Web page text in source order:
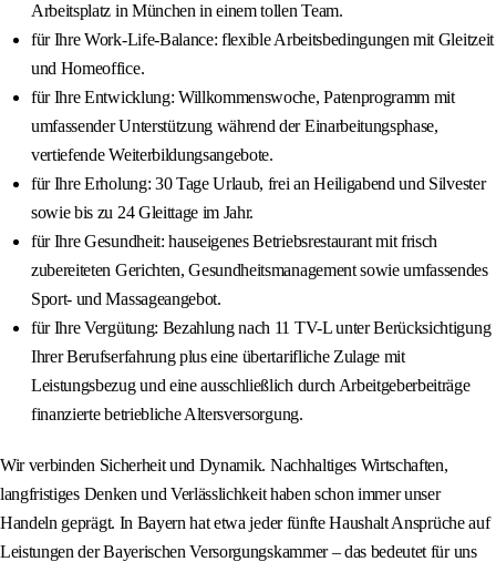
Arbeitsplatz in München in einem tollen Team.
für Ihre Work-Life-Balance: flexible Arbeitsbedingungen mit Gleitzeit
und Homeoffice.
für Ihre Entwicklung: Willkommenswoche, Patenprogramm mit
umfassender Unterstützung während der Einarbeitungsphase,
vertiefende Weiterbildungsangebote.
für Ihre Erholung: 30 Tage Urlaub, frei an Heiligabend und Silvester
sowie bis zu 24 Gleittage im Jahr.
für Ihre Gesundheit: hauseigenes Betriebsrestaurant mit frisch
zubereiteten Gerichten, Gesundheitsmanagement sowie umfassendes
Sport- und Massageangebot.
für Ihre Vergütung: Bezahlung nach 11 TV-L unter Berücksichtigung
Ihrer Berufserfahrung plus eine übertarifliche Zulage mit
Leistungsbezug und eine ausschließlich durch Arbeitgeberbeiträge
finanzierte betriebliche Altersversorgung.
Wir verbinden Sicherheit und Dynamik. Nachhaltiges Wirtschaften,
langfristiges Denken und Verlässlichkeit haben schon immer unser
Handeln geprägt. In Bayern hat etwa jeder fünfte Haushalt Ansprüche auf
Leistungen der Bayerischen Versorgungskammer – das bedeutet für uns